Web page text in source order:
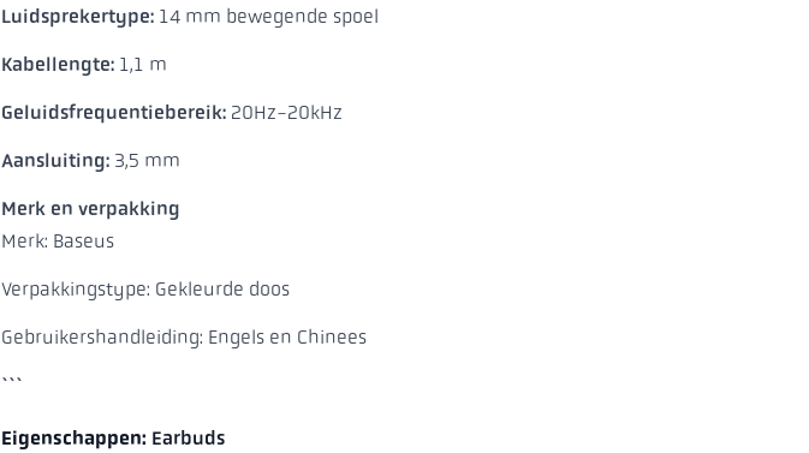
Luidsprekertype: 14 mm bewegende spoel
Kabellengte: 1,1 m
Geluidsfrequentiebereik: 20Hz-20kHz
Aansluiting: 3,5 mm
Merk en verpakking
Merk: Baseus
Verpakkingstype: Gekleurde doos
Gebruikershandleiding: Engels en Chinees
```
Eigenschappen: Earbuds